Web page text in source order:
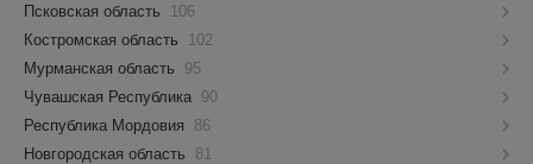
Псковская область
106
Костромская область
102
Мурманская область
95
Чувашская Республика 90
Республика Мордовия
86
Новгородская область
81